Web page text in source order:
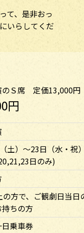
て、是非おっ
いらしてくだ
のＳ席 定価13,000円
円
土）～23日（水・祝
日のみ)
の方で、ご観劇日当日
ちの方
乗車券